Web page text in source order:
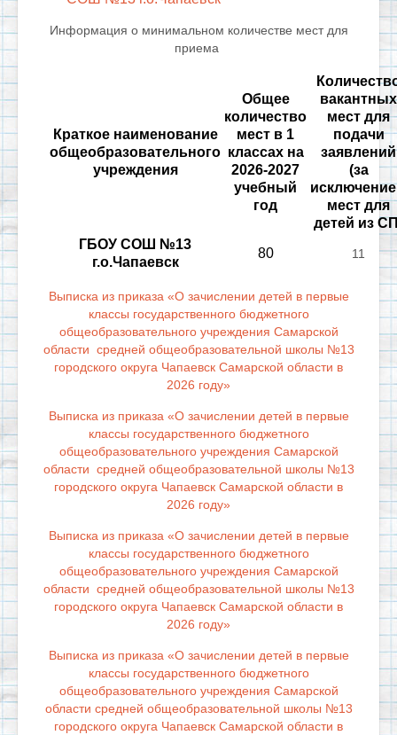
Информация о минимальном количестве мест для
приема
Краткое наименование
общеобразовательного
учреждения
Общее
количество
мест в 1
классах на
2026-2027
учебный
год
вакантных
мест для
подачи
заявлений
(за
мест для
детей из
ГБОУ СОШ №13
г.о.Чапаевск
80 11
Выписка из приказа «О зачислении детей в первые
классы государственного бюджетного
общеобразовательного учреждения Самарской
области средней общеобразовательной школы №13
городского округа Чапаевск Самарской области в
2026 году»
Выписка из приказа «О зачислении детей в первые
классы государственного бюджетного
общеобразовательного учреждения Самарской
области средней общеобразовательной школы №13
городского округа Чапаевск Самарской области в
2026 году»
Выписка из приказа «О зачислении детей в первые
классы государственного бюджетного
общеобразовательного учреждения Самарской
области средней общеобразовательной школы №13
городского округа Чапаевск Самарской области в
2026 году»
Выписка из приказа «О зачислении детей в первые
классы государственного бюджетного
общеобразовательного учреждения Самарской
области средней общеобразовательной школы №13
городского округа Чапаевск Самарской области в